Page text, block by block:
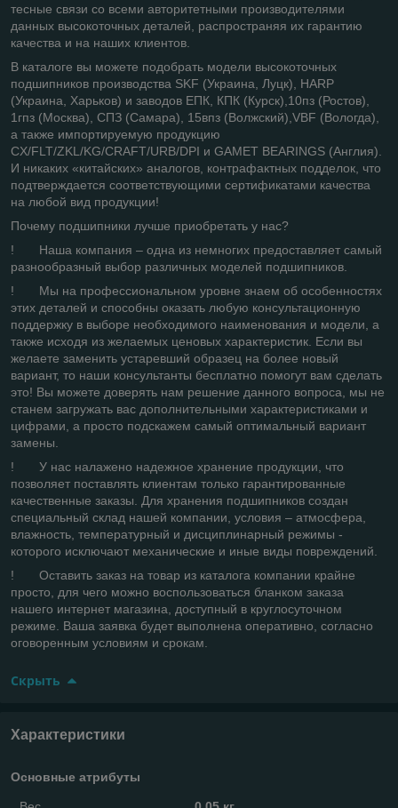
тесные связи со всеми авторитетными производителями
данных высокоточных деталей, распространяя их гарантию
качества и на наших клиентов.
В каталоге вы можете подобрать модели высокоточных
подшипников производства SKF (Украина, Луцк), HARP
(Украина, Харьков) и заводов ЕПК, КПК (Курск),10пз (Ростов),
1гпз (Москва), СПЗ (Самара), 15впз (Волжский),VBF (Вологда),
а также импортируемую продукцию
CX/FLT/ZKL/KG/CRAFT/URB/DPI и GAMET BEARINGS (Англия).
И никаких «китайских» аналогов, контрафактных подделок, что
подтверждается соответствующими сертификатами качества
на любой вид продукции!
Почему подшипники лучше приобретать у нас?
! Наша компания – одна из немногих предоставляет самый
разнообразный выбор различных моделей подшипников.
! Мы на профессиональном уровне знаем об особенностях
этих деталей и способны оказать любую консультационную
поддержку в выборе необходимого наименования и модели, а
также исходя из желаемых ценовых характеристик. Если вы
желаете заменить устаревший образец на более новый
вариант, то наши консультанты бесплатно помогут вам сделать
это! Вы можете доверять нам решение данного вопроса, мы не
станем загружать вас дополнительными характеристиками и
цифрами, а просто подскажем самый оптимальный вариант
замены.
! У нас налажено надежное хранение продукции, что
позволяет поставлять клиентам только гарантированные
качественные заказы. Для хранения подшипников создан
специальный склад нашей компании, условия – атмосфера,
влажность, температурный и дисциплинарный режимы -
которого исключают механические и иные виды повреждений.
! Оставить заказ на товар из каталога компании крайне
просто, для чего можно воспользоваться бланком заказа
нашего интернет магазина, доступный в круглосуточном
режиме. Ваша заявка будет выполнена оперативно, согласно
оговоренным условиям и срокам.
Скрыть
Характеристики
Основные атрибуты